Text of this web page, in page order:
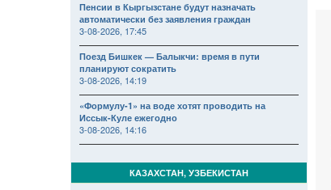
Пенсии в Кыргызстане будут назначать
автоматически без заявления граждан
3-08-2026, 17:45
Поезд Бишкек — Балыкчи: время в пути
планируют сократить
3-08-2026, 14:19
«Формулу-1» на воде хотят проводить на
Иссык-Куле ежегодно
3-08-2026, 14:16
КАЗАХСТАН, УЗБЕКИСТАН